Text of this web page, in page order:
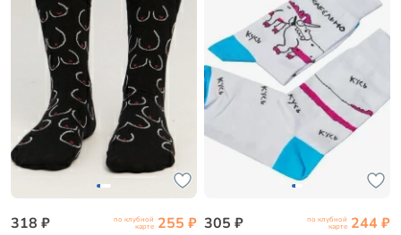
318 ₽ по клубной
карте 255 ₽ 305 ₽ по клубной
карте 244 ₽